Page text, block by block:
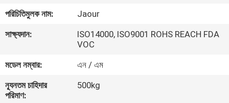
আমাদের
সম্পর্কে
কারখানা
ভ্রমণ
পরিচিতিমুলক নাম:
Jaour
সাক্ষ্যদান:
ISO14000, ISO9001 ROHS REACH FDA
VOC
মডেল নম্বার:
এন / এম
ন্যূনতম চাহিদার
পরিমাণ:
500kg